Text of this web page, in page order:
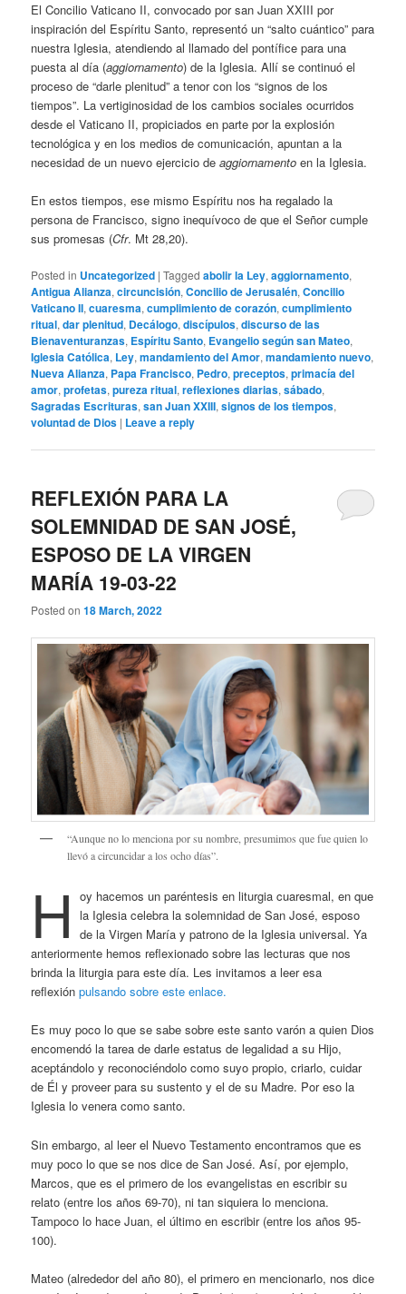
El Concilio Vaticano II, convocado por san Juan XXIII por
inspiración del Espíritu Santo, representó un “salto cuántico” para
nuestra Iglesia, atendiendo al llamado del pontífice para una
puesta al día (aggiornamento) de la Iglesia. Allí se continuó el
proceso de “darle plenitud” a tenor con los “signos de los
tiempos”. La vertiginosidad de los cambios sociales ocurridos
desde el Vaticano II, propiciados en parte por la explosión
tecnológica y en los medios de comunicación, apuntan a la
necesidad de un nuevo ejercicio deaggiornamento en la Iglesia.
En estos tiempos, ese mismo Espíritu nos ha regalado la
persona de Francisco, signo inequívoco de que el Señor cumple
sus promesas (Cfr. Mt 28,20).
Posted in Uncategorized |Tagged abolir la Ley,aggiornamento,
Antigua Alianza,circuncisión,Concilio de Jerusalén,Concilio
Vaticano II,cuaresma,cumplimiento de corazón,cumplimiento
ritual,dar plenitud, Decálogo,discípulos,discurso de las
Bienaventuranzas, Espíritu Santo, Evangelio según san Mateo,
Iglesia Católica, Ley,mandamiento del Amor,mandamiento nuevo,
Nueva Alianza, Papa Francisco, Pedro,preceptos,primacía del
amor,profetas,pureza ritual,reflexiones diarias,sábado,
Sagradas Escrituras,san Juan XXIII,signos de los tiempos,
voluntad de Dios | Leave a reply
REFLEXIÓN PARA LA
SOLEMNIDAD DE SAN JOSÉ,
ESPOSO DE LA VIRGEN
MARÍA 19-03-22
Posted on18 March, 2022
“Aunque no lo menciona por su nombre, presumimos que fue quien lo
llevó a circuncidar a los ocho días”.
H
oy hacemos un paréntesis en liturgia cuaresmal, en que
la Iglesia celebra la solemnidad de San José, esposo
de la Virgen María y patrono de la Iglesia universal. Ya
anteriormente hemos reflexionado sobre las lecturas que nos
brinda la liturgia para este día. Les invitamos a leer esa
reflexiónpulsando sobre este enlace.
Es muy poco lo que se sabe sobre este santo varón a quien Dios
encomendó la tarea de darle estatus de legalidad a su Hijo,
aceptándolo y reconociéndolo como suyo propio, criarlo, cuidar
de Él y proveer para su sustento y el de su Madre. Por eso la
Iglesia lo venera como santo.
Sin embargo, al leer el Nuevo Testamento encontramos que es
muy poco lo que se nos dice de San José. Así, por ejemplo,
Marcos, que es el primero de los evangelistas en escribir su
relato (entre los años 69-70), ni tan siquiera lo menciona.
Tampoco lo hace Juan, el último en escribir (entre los años 95-
100).
Mateo (alrededor del año 80), el primero en mencionarlo, nos dice